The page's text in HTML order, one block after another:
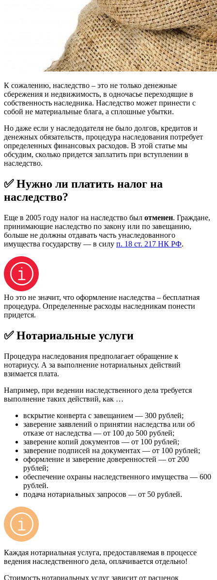
К сожалению, наследство – это не только денежные
сбережения и недвижимость, в одночасье переходящие в
собственность наследника. Наследство может принести с
собой не материальные блага, а сплошные убытки.
Но даже если у наследодателя не было долгов, кредитов и
денежных обязательств, процедура наследования потребует
определенных финансовых расходов. В этой статье мы
обсудим, сколько придется заплатить при вступлении в
наследство.
✅ Нужно ли платить налог на
наследство?
Еще в 2005 году налог на наследство был отменен. Граждане,
принимающие наследство по закону или по завещанию,
больше не должны отдавать часть унаследованного
имущества государству — в силу п. 18 ст. 217 НК РФ.
Но это не значит, что оформление наследства – бесплатная
процедура. Определенные расходы наследникам понести
придется.
✅ Нотариальные услуги
Процедура наследования предполагает обращение к
нотариусу. А за выполнение нотариальных действий
взимается плата.
Например, при ведении наследственного дела требуется
выполнение таких действий, как …
вскрытие конверта с завещанием — 300 рублей;
заверение заявлений о принятии наследства или об
отказе от наследства — от 100 до 500 рублей;
заверение копий документов — от 100 рублей;
заверение подписей на документах — от 100 рублей;
оформление и заверение доверенностей — от 200
рублей;
обеспечение охраны наследственного имущества — 600
рублей.
подача нотариальных запросов — от 50 рублей.
Каждая нотариальная услуга, предоставляемая в процессе
ведения наследственного дела, оплачивается отдельно!
Стоимость нотариальных услуг зависит от расценок